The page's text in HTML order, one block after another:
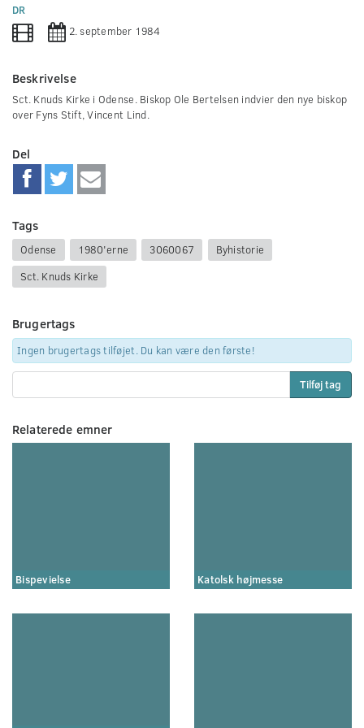
0
seconds
DR
2. september 1984
Beskrivelse
Sct. Knuds Kirke i Odense. Biskop Ole Bertelsen indvier den nye biskop
over Fyns Stift, Vincent Lind.
Del
Tags
Odense 1980'erne 3060067
Byhistorie
Sct. Knuds Kirke
Brugertags
Ingen brugertags tilføjet. Du kan være den første!
Tilføj tag
Relaterede emner
Bispevielse Katolsk højmesse